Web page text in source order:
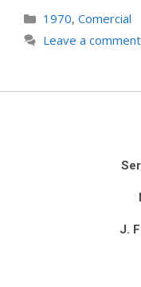
1970, Comercial
Leave a comment
J.